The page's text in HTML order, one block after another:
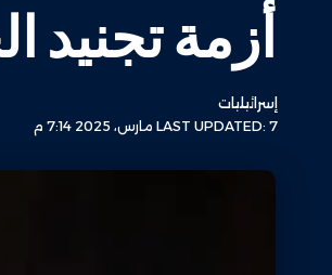
أزمة تجنيد
LAST UPDATED: 7 مارس، 2025 7:14 م
إسرائيليات